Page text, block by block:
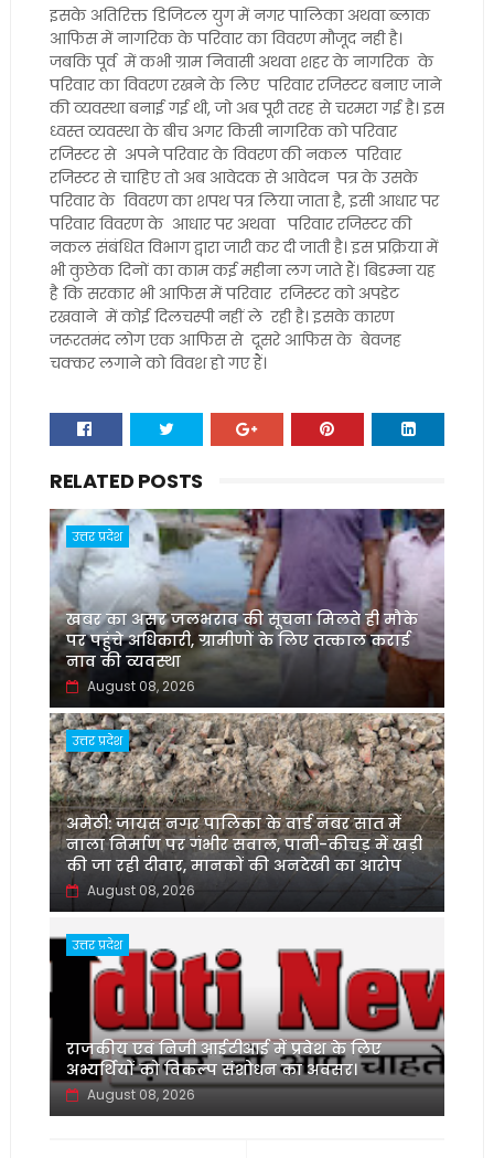
इसके अतिरिक्त डिजिटल युग में नगर पालिका अथवा ब्लाक
आफिस में नागरिक के परिवार का विवरण मौजूद नही है।
जबकि पूर्व में कभी ग्राम निवासी अथवा शहर के नागरिक के
परिवार का विवरण रखने के लिए परिवार रजिस्टर बनाए जाने
की व्यवस्था बनाई गई थी, जो अब पूरी तरह से चरमरा गई है। इस
ध्वस्त व्यवस्था के बीच अगर किसी नागरिक को परिवार
रजिस्टर से अपने परिवार के विवरण की नकल परिवार
रजिस्टर से चाहिए तो अब आवेदक से आवेदन पत्र के उसके
परिवार के विवरण का शपथ पत्र लिया जाता है, इसी आधार पर
परिवार विवरण के आधार पर अथवा परिवार रजिस्टर की
नकल संबंधित विभाग द्वारा जारी कर दी जाती है। इस प्रक्रिया में
भी कुछेक दिनों का काम कई महीना लग जाते हैं। बिडम्ना यह
है कि सरकार भी आफिस में परिवार रजिस्टर को अपडेट
रखवाने में कोई दिलचस्पी नहीं ले रही है। इसके कारण
जरूरतमंद लोग एक आफिस से दूसरे आफिस के बेवजह
चक्कर लगाने को विवश हो गए हैं।
RELATED POSTS
उत्तर प्रदेश
खबर का असर जलभराव की सूचना मिलते ही मौके
पर पहुंचे अधिकारी, ग्रामीणों के लिए तत्काल कराई
नाव की व्यवस्था
August 08, 2026
उत्तर प्रदेश
अमेठी: जायस नगर पालिका के वार्ड नंबर सात में
नाला निर्माण पर गंभीर सवाल, पानी-कीचड़ में खड़ी
की जा रही दीवार, मानकों की अनदेखी का आरोप
August 08, 2026
उत्तर प्रदेश
‌राजकीय एवं निजी आईटीआई में प्रवेश के लिए
अभ्यर्थियों को विकल्प संशोधन का अवसर।
August 08, 2026